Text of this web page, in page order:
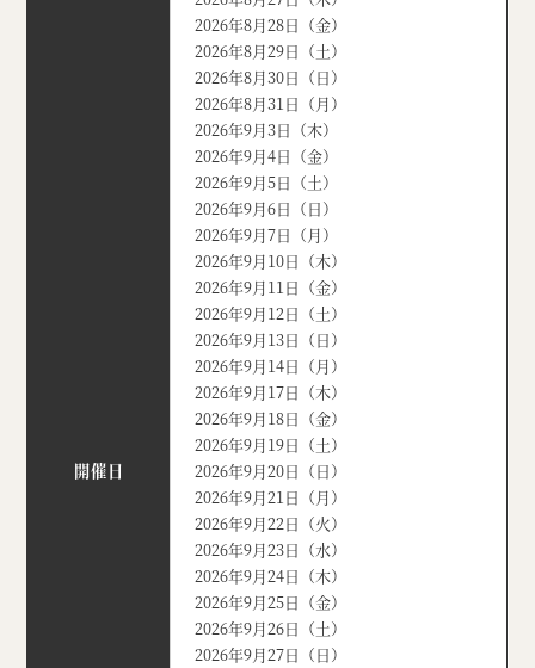
開催日
2026年8月28日（金）
2026年8月29日（土）
2026年8月30日（日）
2026年8月31日（月）
2026年9月3日（木）
2026年9月4日（金）
2026年9月5日（土）
2026年9月6日（日）
2026年9月7日（月）
2026年9月10日（木）
2026年9月11日（金）
2026年9月12日（土）
2026年9月13日（日）
2026年9月14日（月）
2026年9月17日（木）
2026年9月18日（金）
2026年9月19日（土）
2026年9月20日（日）
2026年9月21日（月）
2026年9月22日（火）
2026年9月23日（水）
2026年9月24日（木）
2026年9月25日（金）
2026年9月26日（土）
2026年9月27日（日）